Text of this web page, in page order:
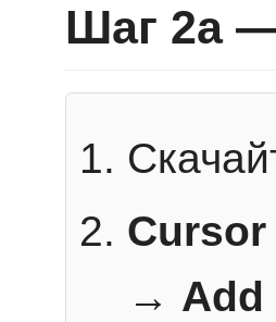
Шаг 2a
→ Add